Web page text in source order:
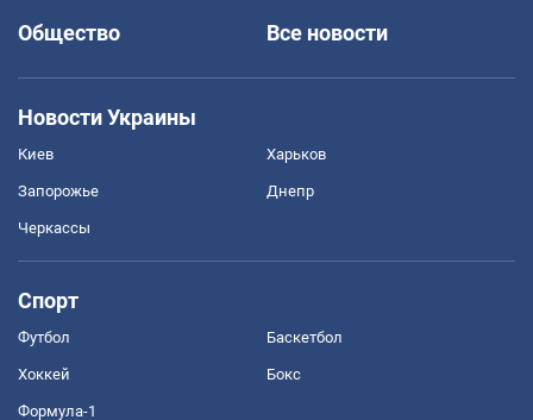
Общество
Все новости
Новости Украины
Киев Харьков
Запорожье Днепр
Черкассы
Спорт
Футбол Баскетбол
Хоккей Бокс
Формула-1